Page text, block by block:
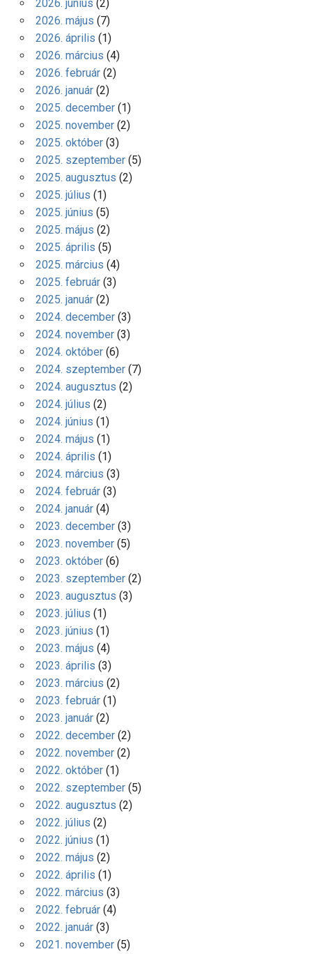
2026. június (2)
2026. május (7)
2026. április (1)
2026. március (4)
2026. február(2)
2026. január(2)
2025. december(1)
2025. november(2)
2025. október(3)
2025. szeptember(5)
2025. augusztus (2)
2025. július (1)
2025. június (5)
2025. május (2)
2025. április (5)
2025. március (4)
2025. február(3)
2025. január(2)
2024. december(3)
2024. november(3)
2024. október(6)
2024. szeptember(7)
2024. augusztus (2)
2024. július (2)
2024. június (1)
2024. május (1)
2024. április (1)
2024. március (3)
2024. február(3)
2024. január(4)
2023. december(3)
2023. november(5)
2023. október(6)
2023. szeptember(2)
2023. augusztus (3)
2023. július (1)
2023. június (1)
2023. május (4)
2023. április (3)
2023. március (2)
2023. február(1)
2023. január(2)
2022. december(2)
2022. november(2)
2022. október(1)
2022. szeptember(5)
2022. augusztus (2)
2022. július (2)
2022. június (1)
2022. május (2)
2022. április (1)
2022. március (3)
2022. február(4)
2022. január(3)
2021. november(5)